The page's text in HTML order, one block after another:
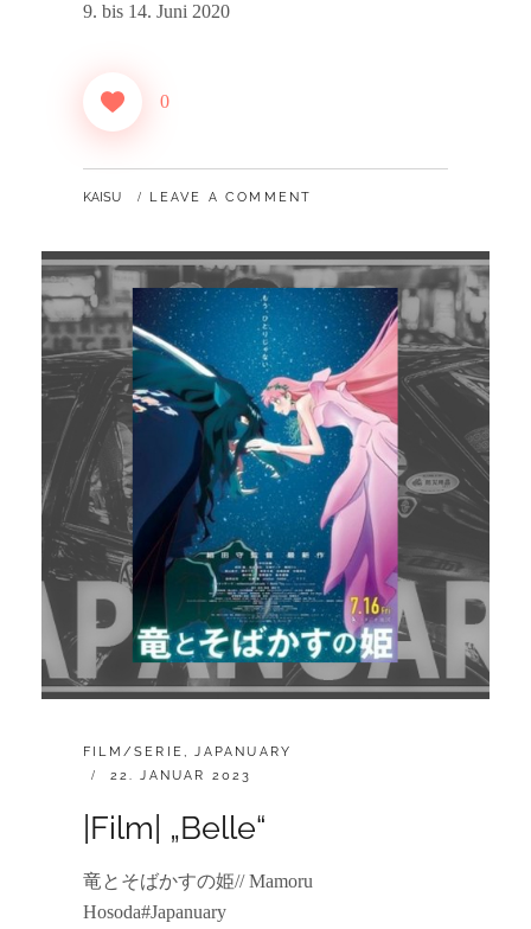
9. bis 14. Juni 2020
0
BY
KAISU LEAVE A COMMENT
CATEGORIES:
FILM/SERIE,JAPANUARY
POSTED
22. JANUAR 2023
|Film| „Belle“
竜とそばかすの姫// Mamoru
Hosoda#Japanuary